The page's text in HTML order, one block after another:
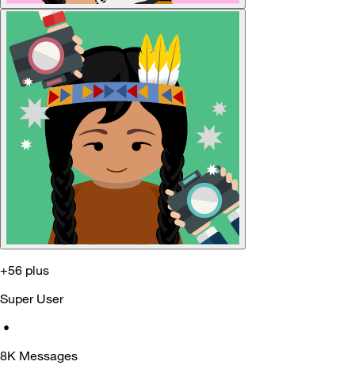
+56 plus
Super User
•
8K Messages